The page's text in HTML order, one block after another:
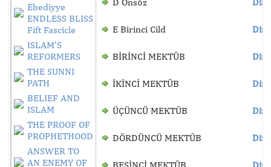
Ebediyye
ENDLESS BLISS
Fift Fascicle
ISLAM'S
REFORMERS
THE SUNNI
PATH
BELIEF AND
ISLAM
THE PROOF OF
PROPHETHOOD
ANSWER TO
AN ENEMY OF
E Birinci Cild
BİRİNCİ MEKTÛB
İKİNCİ MEKTÛB
ÜÇÜNCÜ MEKTÛB
DÖRDÜNCÜ MEKTÛB